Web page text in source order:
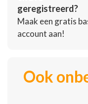
geregistreerd?
Maak een gratis
account aan!
Ook